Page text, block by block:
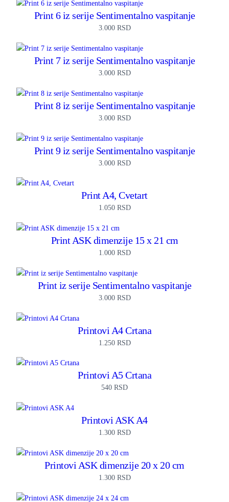
Print 6 iz serije Sentimentalno vaspitanje
3.000 RSD
Print 7 iz serije Sentimentalno vaspitanje
3.000 RSD
Print 8 iz serije Sentimentalno vaspitanje
3.000 RSD
Print 9 iz serije Sentimentalno vaspitanje
3.000 RSD
Print A4, Cvetart
1.050 RSD
Print ASK dimenzije 15 x 21 cm
1.000 RSD
Print iz serije Sentimentalno vaspitanje
3.000 RSD
Printovi A4 Crtana
1.250 RSD
Printovi A5 Crtana
540 RSD
Printovi ASK A4
1.300 RSD
Printovi ASK dimenzije 20 x 20 cm
1.300 RSD